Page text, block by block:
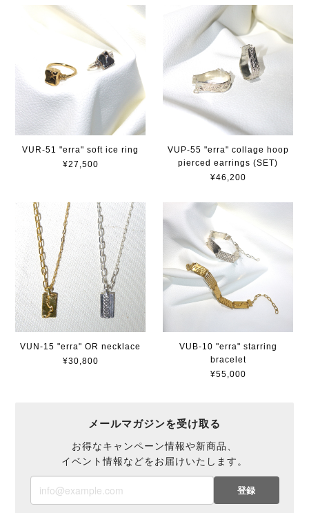
VUR-51 "erra" soft ice ring
¥27,500
VUP-55 "erra" collage hoop
pierced earrings (SET)
¥46,200
VUN-15 "erra" OR necklace
¥30,800
VUB-10 "erra" starring
bracelet
¥55,000
メールマガジンを受け取る
お得なキャンペーン情報や新商品、
イベント情報などをお届けいたします。
登録